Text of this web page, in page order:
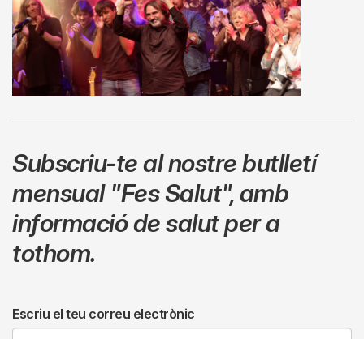
Subscriu-te al nostre butlletí
mensual "Fes Salut",amb
informació de salut per a
tothom.
Escriu el teu correu electrònic